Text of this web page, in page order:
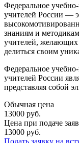
Федеральное
учителей России —
знаниям и
учителей, желающих
делиться своим
Федеральное
учителей России
представляя собой
Обычная цена
13000 руб.
Цена при подаче
13000 руб.
Подать заявку на